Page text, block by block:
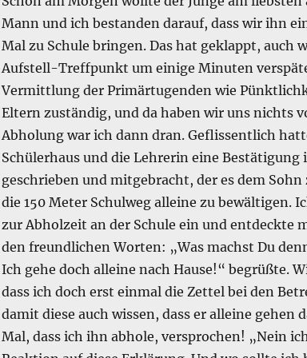
Mann und ich bestanden darauf, dass wir ihn
Mal zu Schule bringen. Das hat geklappt, auch
Aufstell-Treffpunkt um einige Minuten
Vermittlung der Primärtugenden wie
Eltern zuständig, und da haben wir uns nichts
Abholung war ich dann dran. Geflissentlich
Schülerhaus und die Lehrerin eine
geschrieben und mitgebracht, der es dem
die 150 Meter Schulweg alleine zu bewältigen.
zur Abholzeit an der Schule ein und entdeckte
den freundlichen Worten: „Was machst Du
Ich gehe doch alleine nach Hause!“ begrüßte.
dass ich doch erst einmal die Zettel bei den
damit diese auch wissen, dass er alleine gehen
Mal, dass ich ihn abhole, versprochen! „Nein